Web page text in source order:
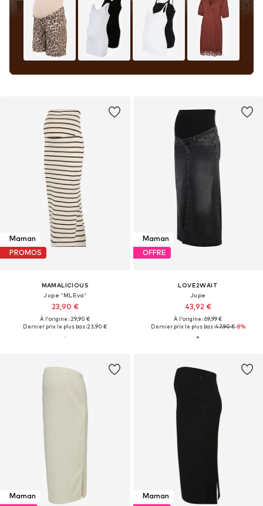
Maman
PROMOS
MAMALICIOUS
Jupe 'MLEva'
23,90 €
À l'origine : 29,90 €
Dernier prix le plus bas :23,90 €
Maman
OFFRE
LOVE2WAIT
Jupe
43,92 €
À l'origine : 69,99 €
Dernier prix le plus bas :47,90 €-8%
Maman
Maman